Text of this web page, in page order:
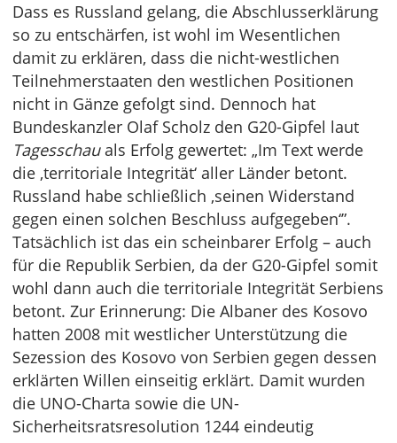
Dass es Russland gelang, die Abschlusserklärung
so zu entschärfen, ist wohl im Wesentlichen
damit zu erklären, dass die nicht-westlichen
Teilnehmerstaaten den westlichen Positionen
nicht in Gänze gefolgt sind. Dennoch hat
Bundeskanzler Olaf Scholz den G20-Gipfel laut
Tagesschauals Erfolg gewertet: „Im Text werde
die ‚territoriale Integrität‘ aller Länder betont.
Russland habe schließlich ‚seinen Widerstand
gegen einen solchen Beschluss aufgegeben‘”.
Tatsächlich ist das ein scheinbarer Erfolg – auch
für die Republik Serbien, da der G20-Gipfel somit
wohl dann auch die territoriale Integrität Serbiens
betont. Zur Erinnerung: Die Albaner des Kosovo
hatten 2008 mit westlicher Unterstützung die
Sezession des Kosovo von Serbien gegen dessen
erklärten Willen einseitig erklärt. Damit wurden
die UNO-Charta sowie die UN-
Sicherheitsratsresolution 1244 eindeutig